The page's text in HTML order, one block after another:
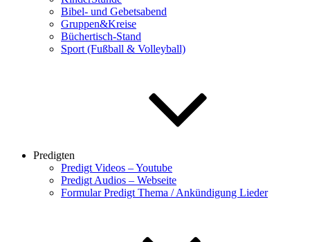
Bibel- und Gebetsabend
Gruppen&Kreise
Büchertisch-Stand
Sport (Fußball & Volleyball)
Predigten
Predigt Videos – Youtube
Predigt Audios – Webseite
Formular Predigt Thema / Ankündigung Lieder